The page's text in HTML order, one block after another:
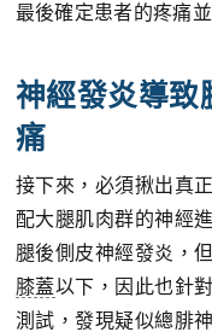
最後確定患者的疼痛
神經發炎導致
痛
接下來，必須揪出真
配大腿肌肉群的神經
腿後側皮神經發炎，
膝蓋以下，因此也針
測試，發現疑似總腓